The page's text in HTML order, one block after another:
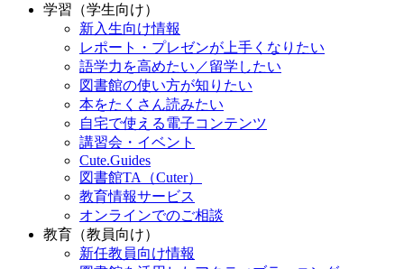
学習（学生向け）
新入生向け情報
レポート・プレゼンが上手くなりたい
語学力を高めたい／留学したい
図書館の使い方が知りたい
本をたくさん読みたい
自宅で使える電子コンテンツ
講習会・イベント
Cute.Guides
図書館TA（Cuter）
教育情報サービス
オンラインでのご相談
教育（教員向け）
新任教員向け情報